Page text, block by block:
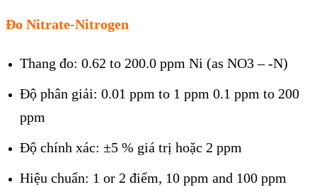
Đo Nitrate-Nitrogen
Thang đo: 0.62 to 200.0 ppm Ni (as NO3 – -N)
Độ phân giải: 0.01 ppm to 1 ppm 0.1 ppm to 200
ppm
Độ chính xác: ±5 % giá trị hoặc 2 ppm
Hiệu chuẩn: 1 or 2 điểm, 10 ppm and 100 ppm